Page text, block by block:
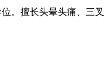
。擅长头晕头痛、三叉